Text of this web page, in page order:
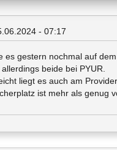
- 07:17
es gestern nochmal auf
beide bei PYUR.
liegt es auch am Provider.
ist mehr als genug